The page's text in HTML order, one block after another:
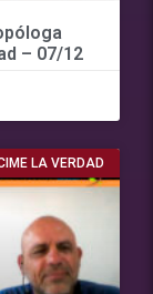
– 07/12
LA VERDAD